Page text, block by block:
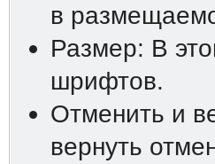
в
Размер: В
шрифтов.
Отменить и
вернуть